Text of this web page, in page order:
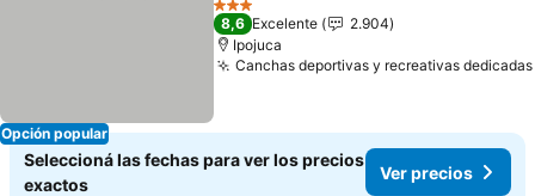
Opción popular
3 Estrellas
8,6 Excelente
2.904
Ipojuca
Canchas deportivas y recreativas dedicadas
Seleccioná las fechas para ver los precios
exactos
Ver precios